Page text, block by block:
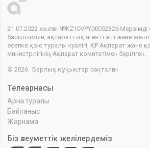
21.07.2022 жылғы №KZ10VPY00052326 Мерзімді
басылымын, ақпараттық агенттікті және
есепке қою туралы куәлігі, ҚР Ақпарат және
министрлігінің Ақпарат комитетімен берілген.
© 2026 . Барлық құқықтар сақталған
Телеарнасы
Арна туралы
Байланыс
Жарнама
Біз әлеуметтік желілердеміз